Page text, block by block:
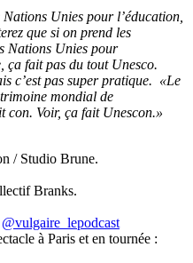
Unies pour l’éducation,
que si on prend les
Nations Unies pour
ça fait pas du tout Unesco.
c’est pas super pratique. «Le
mondial de
Voir, ça fait Unescon.»
/ Studio Brune.
Branks.
@vulgaire_lepodcast
à Paris et en tournée :